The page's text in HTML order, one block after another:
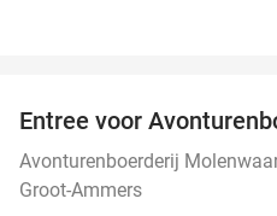
Entree voor
Avonturenboerderij
Groot-Ammers